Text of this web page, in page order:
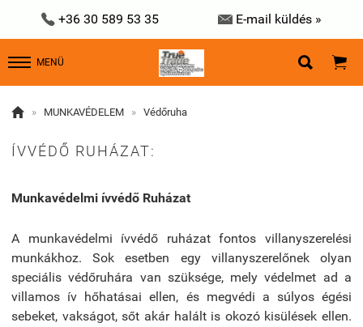
 +36 30 589 53 35  E-mail küldés »
MENÜ  
 » MUNKAVÉDELEM » Védőruha
ÍVVÉDŐ RUHÁZAT:
Munkavédelmi ívvédő Ruházat
A munkavédelmi ívvédő ruházat fontos villanyszerelési
munkákhoz. Sok esetben egy villanyszerelőnek olyan
speciális védőruhára van szüksége, mely védelmet ad a
villamos ív hőhatásai ellen, és megvédi a súlyos égési
sebeket, vakságot, sőt akár halált is okozó kisülések ellen.